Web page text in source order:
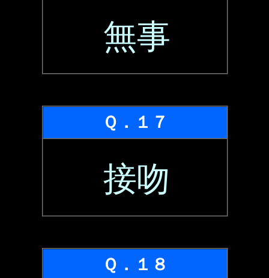
無事
Ｑ．１７
接吻
Ｑ．１８